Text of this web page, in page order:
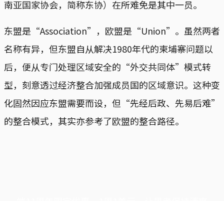
南亚国家协会，简称东协）在所难免是其中一员。
东盟是“Association”，欧盟是“Union”。虽然两者
名称有异，但东盟自从解决1980年代的柬埔寨问题以
后，便从专门处理区域安全的“外交共同体”模式转
型，刻意透过经济整合加强成员国的区域意识。这种变
化固然因应东盟需要而设，但“先经后政、先易后难”
的整合模式，其实亦参考了欧盟的整合路径。